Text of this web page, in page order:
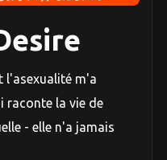
l'asexualité m'a
raconte la vie de
- elle n'a jamais